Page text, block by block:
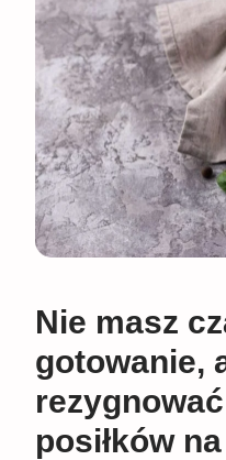
Nie masz
gotowanie,
posiłków